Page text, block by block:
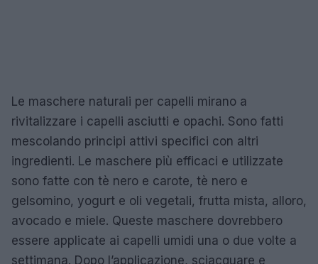
Le maschere naturali per capelli mirano a
rivitalizzare i capelli asciutti e opachi. Sono fatti
mescolando principi attivi specifici con altri
ingredienti. Le maschere più efficaci e utilizzate
sono fatte con tè nero e carote, tè nero e
gelsomino, yogurt e oli vegetali, frutta mista, alloro,
avocado e miele. Queste maschere dovrebbero
essere applicate ai capelli umidi una o due volte a
settimana. Dopo l’applicazione, sciacquare e